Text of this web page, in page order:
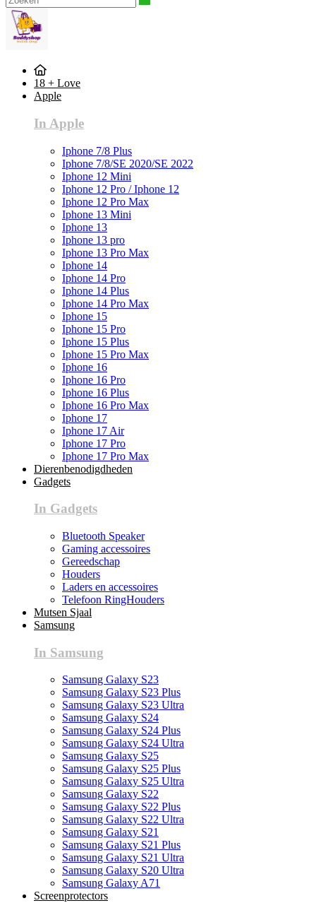
18 + Love
Apple
In Apple
Iphone 7/8 Plus
Iphone 7/8/SE 2020/SE 2022
Iphone 12 Mini
Iphone 12 Pro / Iphone 12
Iphone 12 Pro Max
Iphone 13 Mini
Iphone 13
Iphone 13 pro
Iphone 13 Pro Max
Iphone 14
Iphone 14 Pro
Iphone 14 Plus
Iphone 14 Pro Max
Iphone 15
Iphone 15 Pro
Iphone 15 Plus
Iphone 15 Pro Max
Iphone 16
Iphone 16 Pro
Iphone 16 Plus
Iphone 16 Pro Max
Iphone 17
Iphone 17 Air
Iphone 17 Pro
Iphone 17 Pro Max
Dierenbenodigdheden
Gadgets
In Gadgets
Bluetooth Speaker
Gaming accessoires
Gereedschap
Houders
Laders en accessoires
Telefoon RingHouders
Mutsen Sjaal
Samsung
In Samsung
Samsung Galaxy S23
Samsung Galaxy S23 Plus
Samsung Galaxy S23 Ultra
Samsung Galaxy S24
Samsung Galaxy S24 Plus
Samsung Galaxy S24 Ultra
Samsung Galaxy S25
Samsung Galaxy S25 Plus
Samsung Galaxy S25 Ultra
Samsung Galaxy S22
Samsung Galaxy S22 Plus
Samsung Galaxy S22 Ultra
Samsung Galaxy S21
Samsung Galaxy S21 Plus
Samsung Galaxy S21 Ultra
Samsung Galaxy S20 Ultra
Samsung Galaxy A71
Screenprotectors